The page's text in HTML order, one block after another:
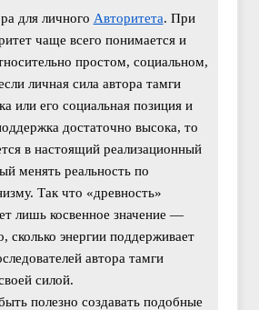
для личного Авторитета. При
чаще всего понимается и
простом, социальном,
личная сила автора тамги
или его социальная позиция и
достаточно высока, то
в настоящий реализационный
менять реальность по
Так что «древность»
лишь косвенное значение —
сколько энергии поддерживает
автора тамги
силой.
полезно создавать подобные